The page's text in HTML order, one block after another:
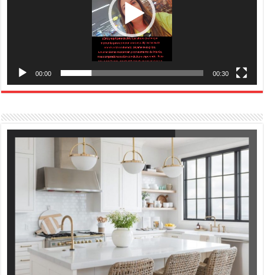
00:00 00:30